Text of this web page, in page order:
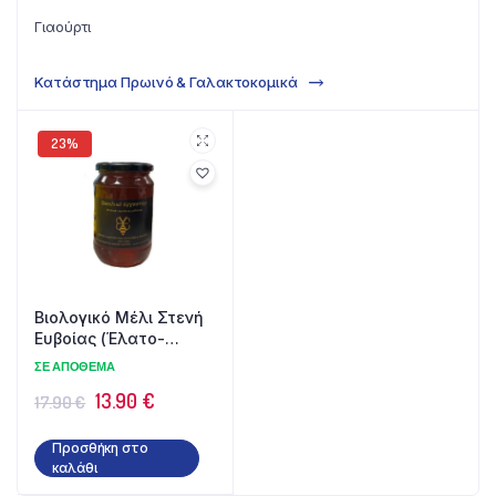
Γιαούρτι
Κατάστημα Πρωινό & Γαλακτοκομικά
23%
Βιολογικό Μέλι Στενή
Ευβοίας (Έλατο-
Θυμάρι) 1kg
ΣΕ ΑΠΌΘΕΜΑ
17.90€ 13.90 €
Προσθήκη στο
καλάθι